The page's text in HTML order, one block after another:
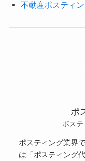
不動産ポスティ
ポ
ポステ
ポスティング業界
は「ポスティング